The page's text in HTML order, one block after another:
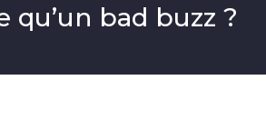
qu’un bad buzz ?